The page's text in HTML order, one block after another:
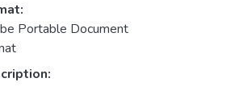
Portable Document